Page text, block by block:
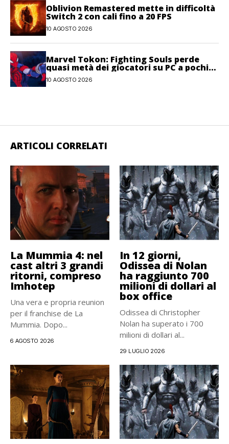
Oblivion Remastered mette in difficoltà
Switch 2 con cali fino a 20 FPS
10 AGOSTO 2026
Marvel Tokon: Fighting Souls perde
quasi metà dei giocatori su PC a pochi
giorni dal lancio
10 AGOSTO 2026
ARTICOLI CORRELATI
La Mummia 4: nel
cast altri 3 grandi
ritorni, compreso
Imhotep
Una vera e propria reunion
per il franchise de La
Mummia. Dopo...
6 AGOSTO 2026
In 12 giorni,
Odissea di Nolan
ha raggiunto 700
milioni di dollari al
box office
Odissea di Christopher
Nolan ha superato i 700
milioni di dollari al...
29 LUGLIO 2026